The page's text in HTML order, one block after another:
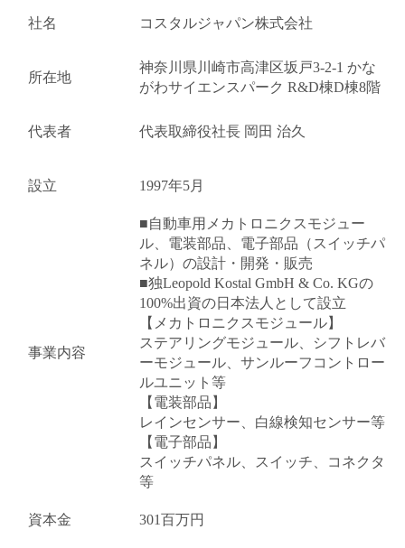
社名 コスタルジャパン株式会社
所在地
神奈川県川崎市高津区坂戸3-2-1 かな
がわサイエンスパーク R&D棟D棟8階
代表者 代表取締役社長 岡田 治久
設立 1997年5月
事業内容
■自動車用メカトロニクスモジュー
ル、電装部品、電子部品（スイッチパ
ネル）の設計・開発・販売
■独Leopold Kostal GmbH & Co. KGの
100%出資の日本法人として設立
【メカトロニクスモジュール】
ステアリングモジュール、シフトレバ
ーモジュール、サンルーフコントロー
ルユニット等
【電装部品】
レインセンサー、白線検知センサー等
【電子部品】
スイッチパネル、スイッチ、コネクタ
等
資本金 301百万円